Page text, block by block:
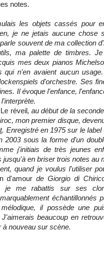
notes.
les objets cassés pour
je ne jetais aucune chose
souvent de ma collection
ma palette de timbres.
mes deux pianos
qui n'en avaient aucun
d'orchestre. Ses
Il évoque l'enfance,
Le réveil, au début de la
mon premier disque,
. Enregistré en 1975 sur le
2003 sous la forme d'un
j'initiais de très jeunes
jusqu'à en briser trois notes au
quand je voulus l'utiliser
d'amour de Giorgio di
je me rabattis sur ses
échantillonnés
il possède une
J'aimerais beaucoup en
à nouveau sur scène.